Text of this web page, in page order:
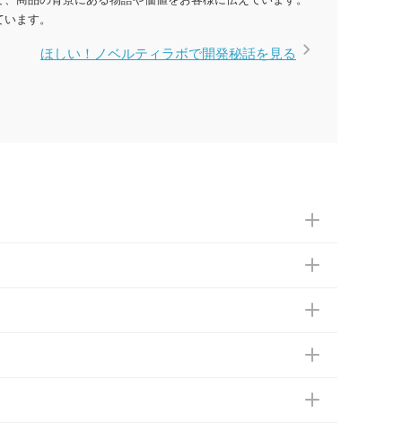
ます。
ほしい！ノベルティラボで開発秘話を見る
ください。
ございます。予めご了承ください。土日祝日にご
どの場合は、月末締め翌月末払いに対応可能で